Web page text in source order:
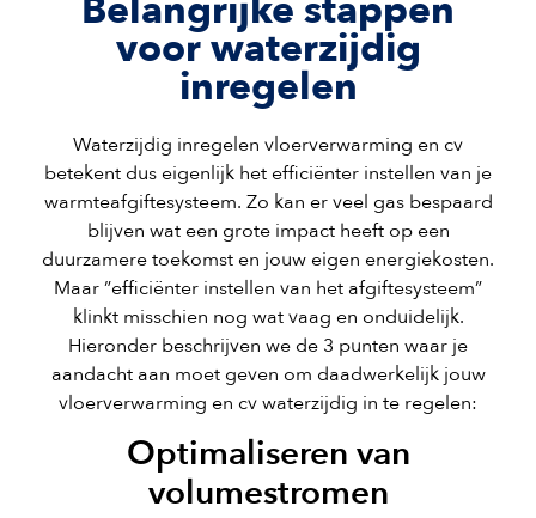
Belangrijke stappen
voor waterzijdig
inregelen
Waterzijdig inregelen vloerverwarming en cv
betekent dus eigenlijk het efficiënter instellen van je
warmteafgiftesysteem. Zo kan er veel gas bespaard
blijven wat een grote impact heeft op een
duurzamere toekomst en jouw eigen energiekosten.
Maar ”efficiënter instellen van het afgiftesysteem”
klinkt misschien nog wat vaag en onduidelijk.
Hieronder beschrijven we de 3 punten waar je
aandacht aan moet geven om daadwerkelijk jouw
vloerverwarming en cv waterzijdig in te regelen:
Optimaliseren van
volumestromen